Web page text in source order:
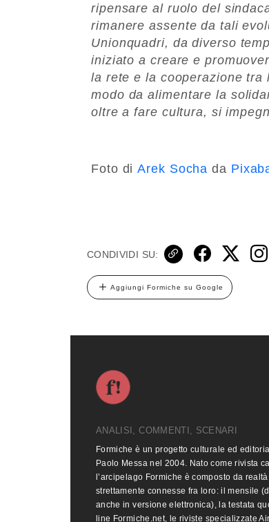
ripensare al ruolo del
rimanere assente da tali
Unionquadri, da diverso
iniziato a creare e
la rete e la cooperazione
modo da alimentare la
oltre a fare cultura, si
Foto diArek Socha da
CONDIVIDI SU:
Aggiungi Formiche su Google
ANALISI, COMMENTI, SCENARI
Formiche è un progetto culturale ed
Paolo Messa nel 2004. Nato come rivista
l’arcipelago Formiche è composto da
strettamente connesse fra loro: il mensile
anche in versione elettronica), la testata
line Formiche.net, le riviste specializzate